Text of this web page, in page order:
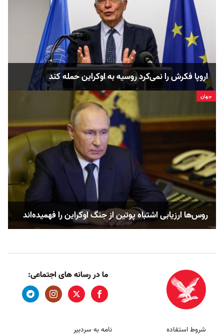
اروپا فکرش را نمی‌کرد روسیه به اوکراین حمله کند
جهان
روس‌ها ارزیابی اشتباه پوتین از جنگ اوکراین را فهمیده‌اند
ما در رسانه های اجتماعی:
شروط استفاده نامه به سردبیر